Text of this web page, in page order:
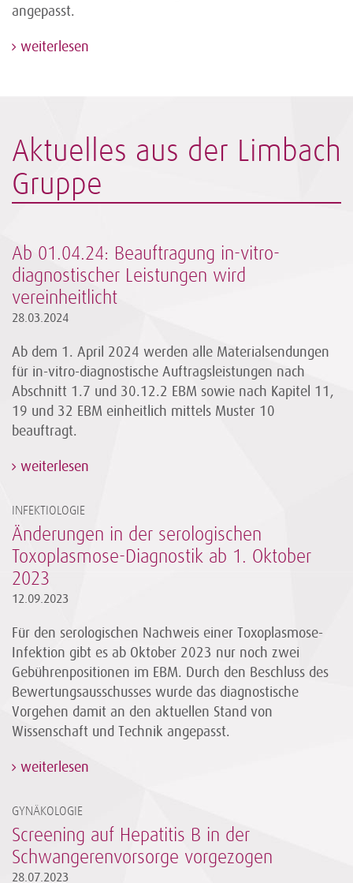
angepasst.
weiterlesen
Aktuelles aus der Limbach
Gruppe
Ab 01.04.24: Beauftragung in-vitro-
diagnostischer Leistungen wird
vereinheitlicht
28.03.2024
Ab dem 1. April 2024 werden alle Materialsendungen
für in-vitro-diagnostische Auftragsleistungen nach
Abschnitt 1.7 und 30.12.2 EBM sowie nach Kapitel 11,
19 und 32 EBM einheitlich mittels Muster 10
beauftragt.
weiterlesen
INFEKTIOLOGIE
Änderungen in der serologischen
Toxoplasmose-Diagnostik ab 1. Oktober
2023
12.09.2023
Für den serologischen Nachweis einer Toxoplasmose-
Infektion gibt es ab Oktober 2023 nur noch zwei
Gebührenpositionen im EBM. Durch den Beschluss des
Bewertungsausschusses wurde das diagnostische
Vorgehen damit an den aktuellen Stand von
Wissenschaft und Technik angepasst.
weiterlesen
GYNÄKOLOGIE
Screening auf Hepatitis B in der
Schwangerenvorsorge vorgezogen
28.07.2023